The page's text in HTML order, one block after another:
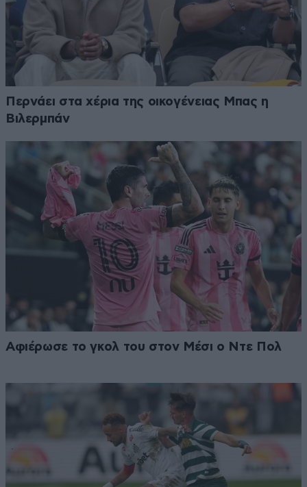
Περνάει στα χέρια της οικογένειας Μπας η
Βιλερμπάν
Αφιέρωσε το γκολ του στον Μέσι ο Ντε Πολ